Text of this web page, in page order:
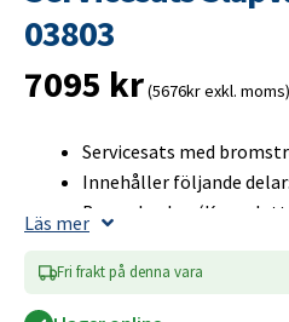
03803
7095 kr(5676kr exkl. moms)
Servicesats med
Innehåller följande delar:
Bromsbackar (Komplett
Navkåpa
Läs mer
Fri frakt på denna vara